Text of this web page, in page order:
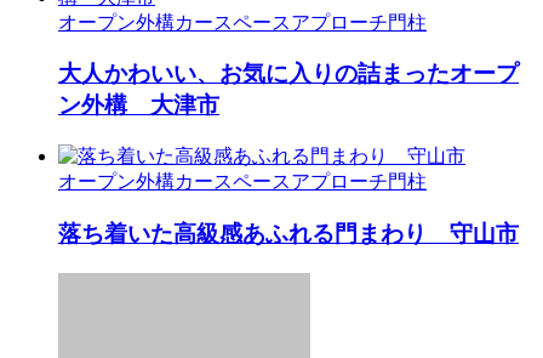
オープン外構カースペースアプローチ門柱
大人かわいい、お気に入りの詰まったオープ
ン外構 大津市
オープン外構カースペースアプローチ門柱
落ち着いた高級感あふれる門まわり 守山市